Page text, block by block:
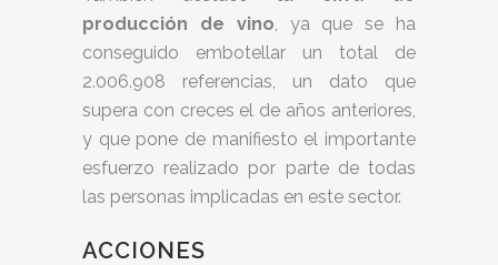
producción de vino , ya que se ha
conseguido embotellar un total de
2.006.908 referencias, un dato que
supera con creces el de años anteriores,
y que pone de manifiesto el importante
esfuerzo realizado por parte de todas
las personas implicadas en este sector.
ACCIONES